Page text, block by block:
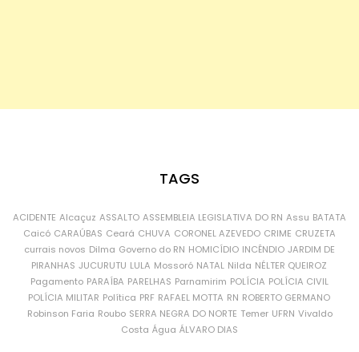
TAGS
ACIDENTE Alcaçuz ASSALTO ASSEMBLEIA LEGISLATIVA DO RN Assu BATATA
Caicó CARAÚBAS Ceará CHUVA CORONEL AZEVEDO CRIME CRUZETA
currais novos Dilma Governo do RN HOMICÍDIO INCÊNDIO JARDIM DE
PIRANHAS JUCURUTU LULA Mossoró NATAL Nilda NÉLTER QUEIROZ
Pagamento PARAÍBA PARELHAS Parnamirim POLÍCIA POLÍCIA CIVIL
POLÍCIA MILITAR Política PRF RAFAEL MOTTA RN ROBERTO GERMANO
Robinson Faria Roubo SERRA NEGRA DO NORTE Temer UFRN Vivaldo
Costa Água ÁLVARO DIAS